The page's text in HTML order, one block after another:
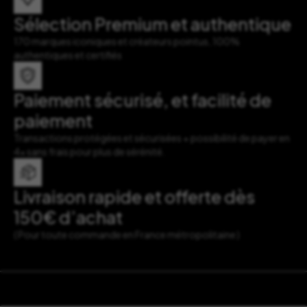
Sélection Premium et authentique
170 marques iconiques et créateurs pointus, 100%
authentiques et certifiés
Paiement sécurisé, et facilité de
paiement
Transactions protégées et sécurisées + possibilité de payer en
4x sans frais pour plus de sérénité.
Livraison rapide et offerte dès
150€ d’achat
( Pour toute commande en France métropolitaine )